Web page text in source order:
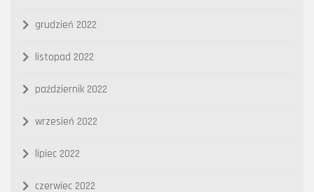
grudzień 2022
listopad 2022
październik 2022
wrzesień 2022
lipiec 2022
czerwiec 2022